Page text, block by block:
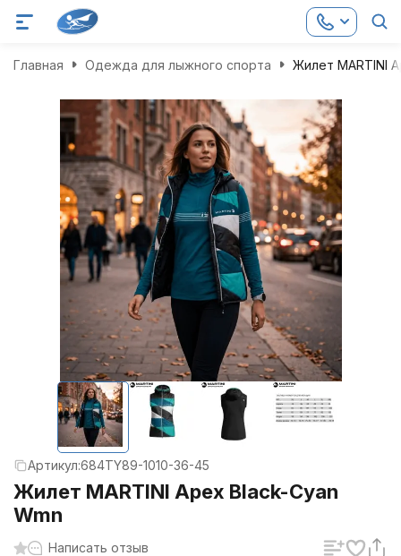
Главная Одежда для лыжного спорта Жилет MARTINI
Артикул:684TY89-1010-36-45
Жилет MARTINI Apex Black-Cyan
Wmn
Написать отзыв